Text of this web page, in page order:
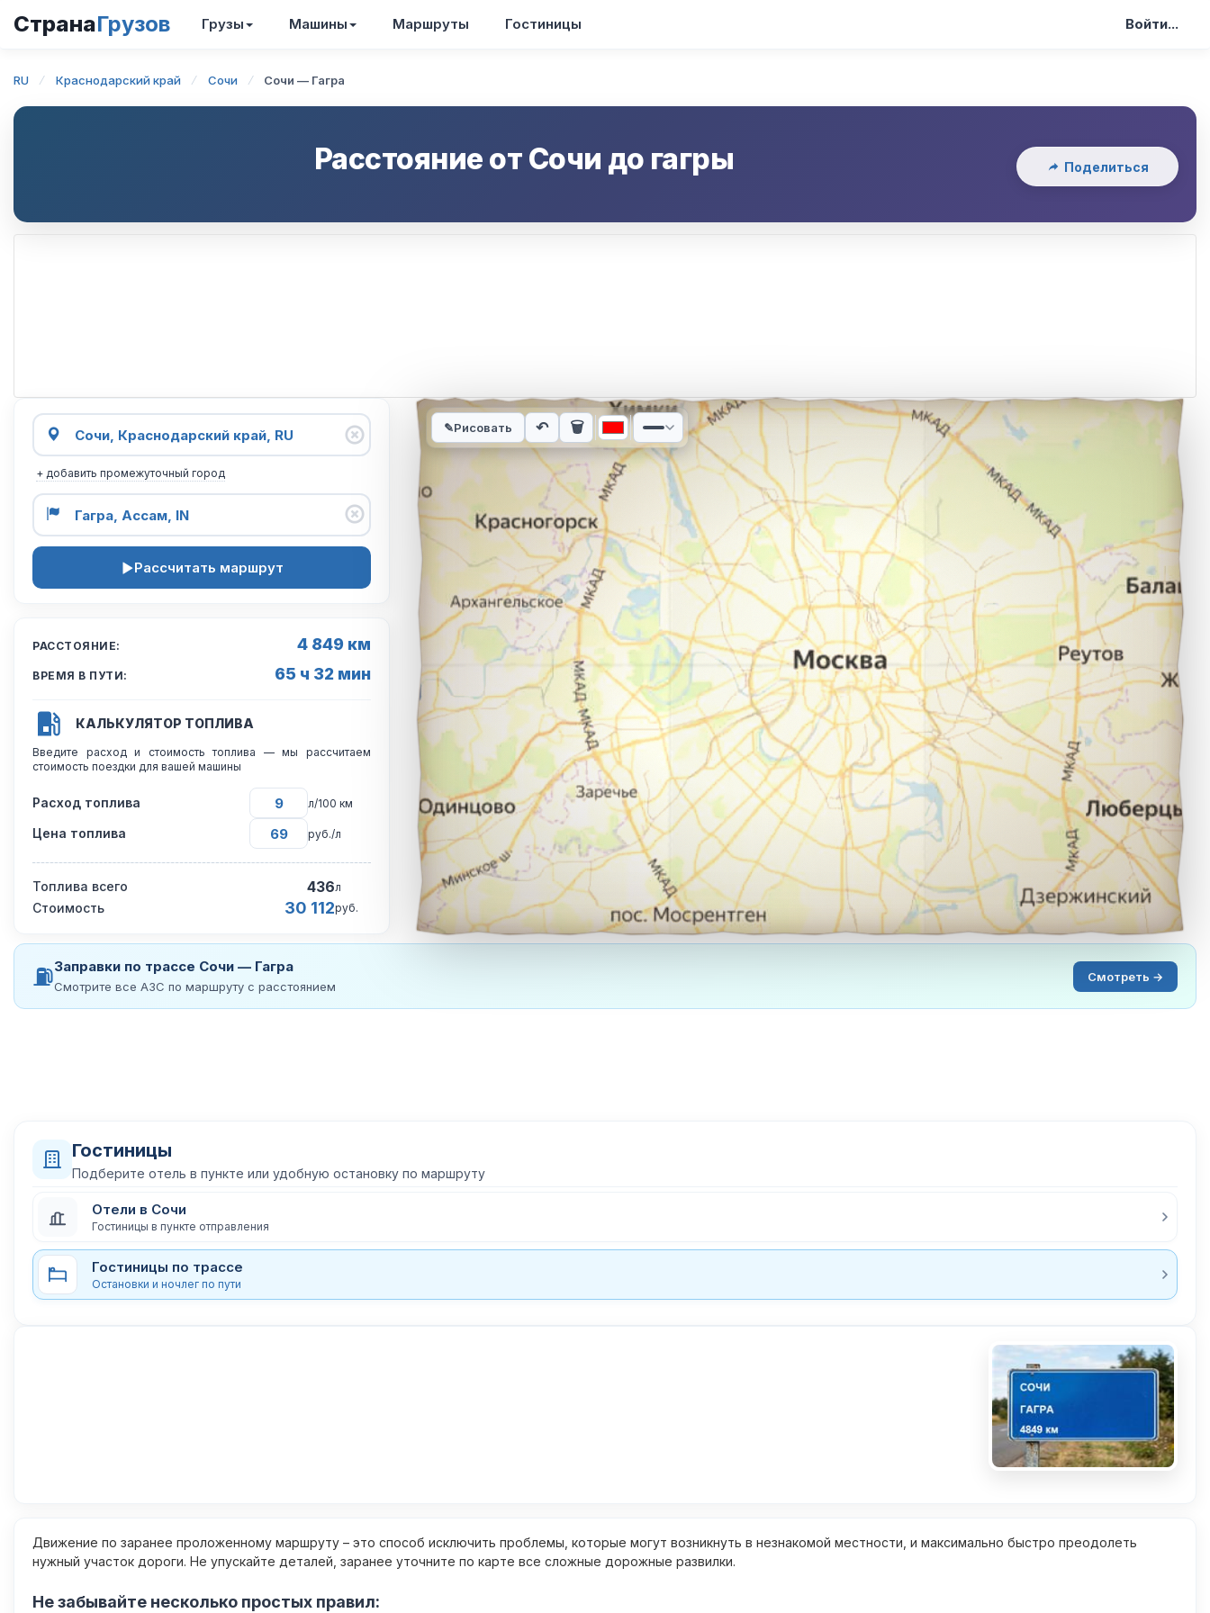
СтранаГрузов Грузы Машины Маршруты Гостиницы Войти...
RU Краснодарский край Сочи Сочи — Гагра
Расстояние от Сочи до гагры Поделиться
+ добавить промежуточный город
Рассчитать маршрут
РАССТОЯНИЕ: 4 849 км
ВРЕМЯ В ПУТИ: 65 ч 32 мин
КАЛЬКУЛЯТОР ТОПЛИВА
Введите расход и стоимость топлива — мы рассчитаем
стоимость поездки для вашей машины
Расход топлива л/100 км
Цена топлива руб./л
Топлива всего 436л
Стоимость 30 112руб.
Интерактивная карта автомобильного маршрута из города Сочи в город Гагра.
✎Рисовать ↶ 🗑
⛽Заправки по трассе Сочи — Гагра
Смотрите все АЗС по маршруту с расстоянием
Смотреть →
Гостиницы
Подберите отель в пункте или удобную остановку по маршруту
Отели в Сочи
Гостиницы в пункте отправления
Гостиницы по трассе
Остановки и ночлег по пути
Движение по заранее проложенному маршруту – это способ исключить проблемы, которые могут возникнуть в незнакомой местности, и максимально быстро преодолеть
нужный участок дороги. Не упускайте деталей, заранее уточните по карте все сложные дорожные развилки.
Не забывайте несколько простых правил: